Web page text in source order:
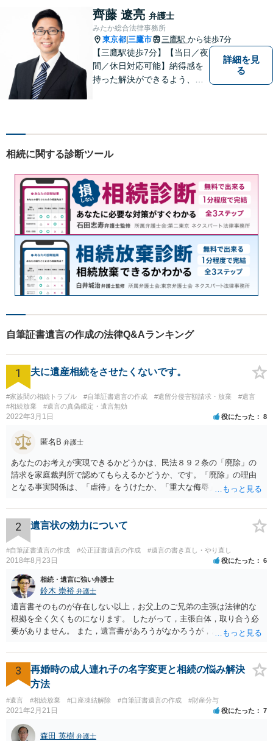
アリングし、あらゆる観点か
ら解決策をご提案します。お
気軽にご相談ください。
齊藤 遼亮 弁護士
みたか総合法律事務所
東京都 三鷹市 三鷹駅 から徒歩7分
【三鷹駅徒歩7分】【当日／夜
間／休日対応可能】納得感を
持った解決ができるよう、問
限の努力を尽くしていきま
【宅建士資格あり】【法テラ
ス利用可能】
詳細を見
る
相続に関する診断ツール
自筆証書遺言の作成の法律Q&Aランキング
1 夫に遺産相続をさせたくないです。
#家族間の相続トラブル #自筆証書遺言の作成 #遺留分侵害額請求・放棄
#遺言
#相続放棄
#遺言の真偽鑑定・遺言無効
2022年3月1日 役にたった 8
匿名B 弁護士
あなたのお考えが実現できるかどうかは、民法８９２条の「廃除」の
請求を家庭裁判所で認めてもらえるかどうか、です。「廃除」の理由
となる事実関係は、「虐待」をうけたか、「重大な侮辱」を受けた
「廃除」は遺言でも可能です（民法８９３条）。 弁護士に具体的な事
情を話して相談して、「廃除」が可能か、実際に法律相談を受けるこ
とをお勧めします。
2 遺言状の効力について
#自筆証書遺言の作成 #公正証書遺言の作成 #遺言の書き直し・やり直し
2018年8月23日 役にたった 6
相続・遺言に強い弁護士
鈴木 崇裕 弁護士
遺言書そのものが存在しない以上，お父上のご兄弟の主張は法律的な
根拠を全く欠くものになります。 したがって，主張自体，取り合う必
要がありません。 また，遺言書があろうがなかろうが，お父上のご兄
ご回答にもありますが， 代理人弁護士をたてて，その弁護士から相手
方に対して， ・相続に関する主張は法的根拠がなく，一切応じないこ
と ・今後一切の連絡をしてこないでほしいこと ・連絡を継続してくる
ようであれば警察への通報や法的措置も辞さないこと などを記載した
書面を発送してもらうことがよろしいように思います。
3
再婚時の成人連れ子の名字変更と相続の悩み解決
方法
#遺言 #相続放棄 #口座凍結解除 #自筆証書遺言の作成 #財産分与
2021年2月21日 役にたった 7
森田 英樹 弁護士